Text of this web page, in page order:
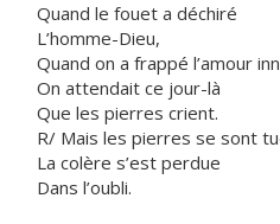
Quand le fouet a déchiré
L’homme-Dieu,
Quand on a frappé l’amour
On attendait ce jour-là
Que les pierres crient.
R/ Mais les pierres se sont
La colère s’est perdue
Dans l’oubli.